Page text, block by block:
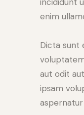
enim
Dicta sunt
aut odit
ipsam